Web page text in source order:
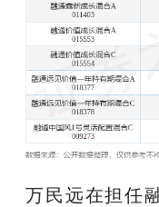
万民远在担任